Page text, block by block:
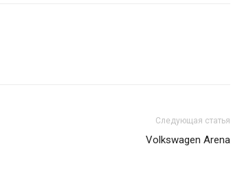
Следующая статья
Volkswagen Arena